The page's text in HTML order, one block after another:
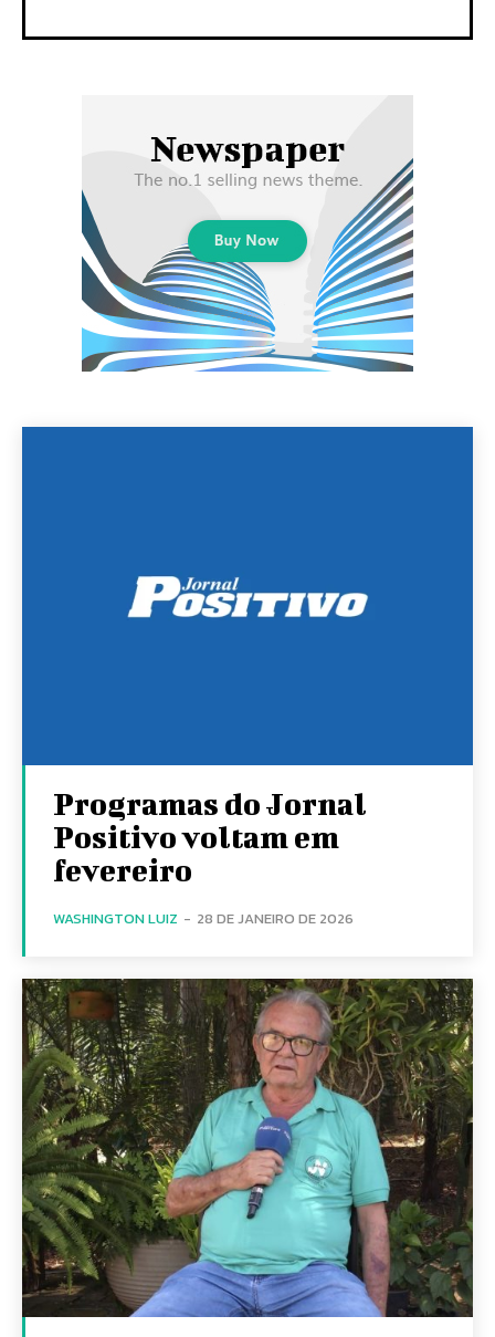
Programas do Jornal
Positivo voltam em
fevereiro
WASHINGTON LUIZ - 28 DE JANEIRO DE 2026